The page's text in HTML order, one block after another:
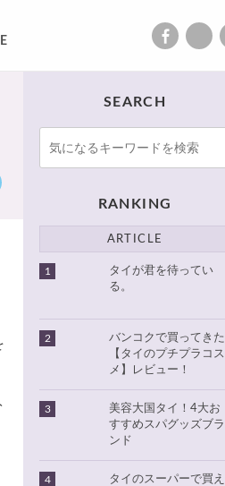
SEARCH
RANKING
ARTICLE
1
タイが君を待ってい
る。
2
バンコクで買ってきた
【タイのプチプラコス
メ】レビュー！
3
美容大国タイ！4大お
すすめスパグッズブラ
ンド
4
タイのスーパーで買え